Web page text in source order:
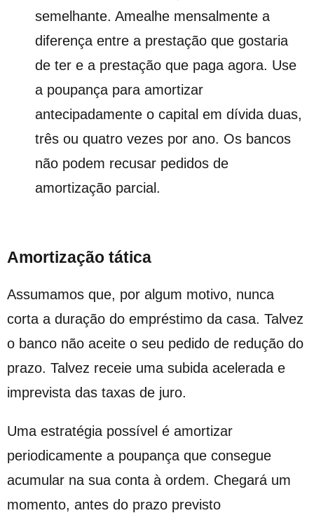
semelhante. Amealhe mensalmente a
diferença entre a prestação que gostaria
de ter e a prestação que paga agora. Use
a poupança para amortizar
antecipadamente o capital em dívida duas,
três ou quatro vezes por ano. Os bancos
não podem recusar pedidos de
amortização parcial.
Amortização tática
Assumamos que, por algum motivo, nunca
corta a duração do empréstimo da casa. Talvez
o banco não aceite o seu pedido de redução do
prazo. Talvez receie uma subida acelerada e
imprevista das taxas de juro.
Uma estratégia possível é amortizar
periodicamente a poupança que consegue
acumular na sua conta à ordem. Chegará um
momento, antes do prazo previsto